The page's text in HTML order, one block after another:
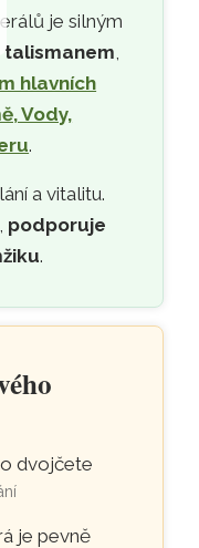
je silným
,
hlavních
Vody,
.
a vitalitu.
podporuje
.
je pevně